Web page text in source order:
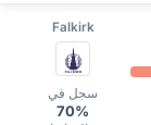
Falkirk
سجل في
70%